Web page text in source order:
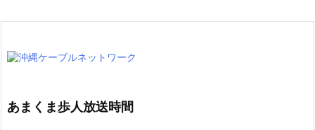
あまくま歩人放送時間